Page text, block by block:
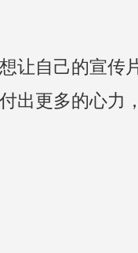
让自己的宣传
出更多的心力